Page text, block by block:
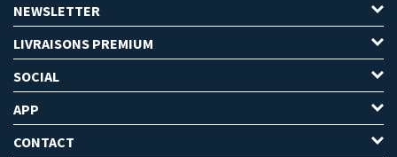
NEWSLETTER
LIVRAISONS PREMIUM
SOCIAL
APP
CONTACT